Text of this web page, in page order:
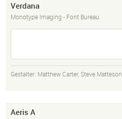
Verdana
Monotype Imaging - Font Bureau
Gestalter: Matthew Carter, Steve Matteson
Aeris A